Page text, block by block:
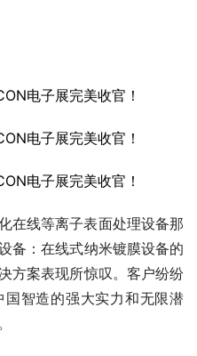
在线等离子表面处理设备那
备：在线式纳米镀膜设备的
方案表现所惊叹。客户纷纷
智造的强大实力和无限潜